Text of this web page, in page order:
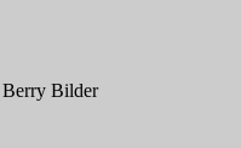
Bilder